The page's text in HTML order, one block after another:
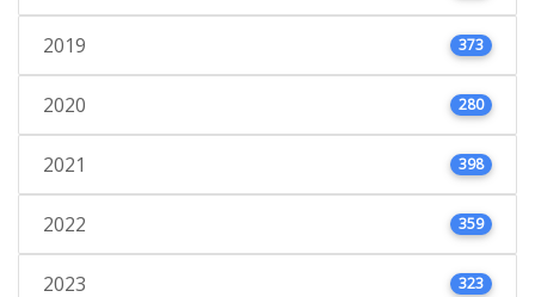
2019 373
2020 280
2021 398
2022 359
2023 323